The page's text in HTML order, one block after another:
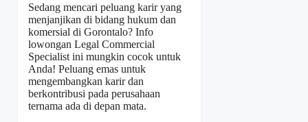
Sedang mencari peluang karir yang
menjanjikan di bidang hukum dan
komersial di Gorontalo? Info
lowongan Legal Commercial
Specialist ini mungkin cocok untuk
Anda! Peluang emas untuk
mengembangkan karir dan
berkontribusi pada perusahaan
ternama ada di depan mata.